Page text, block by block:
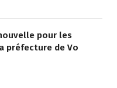
pour les
préfecture de Vo